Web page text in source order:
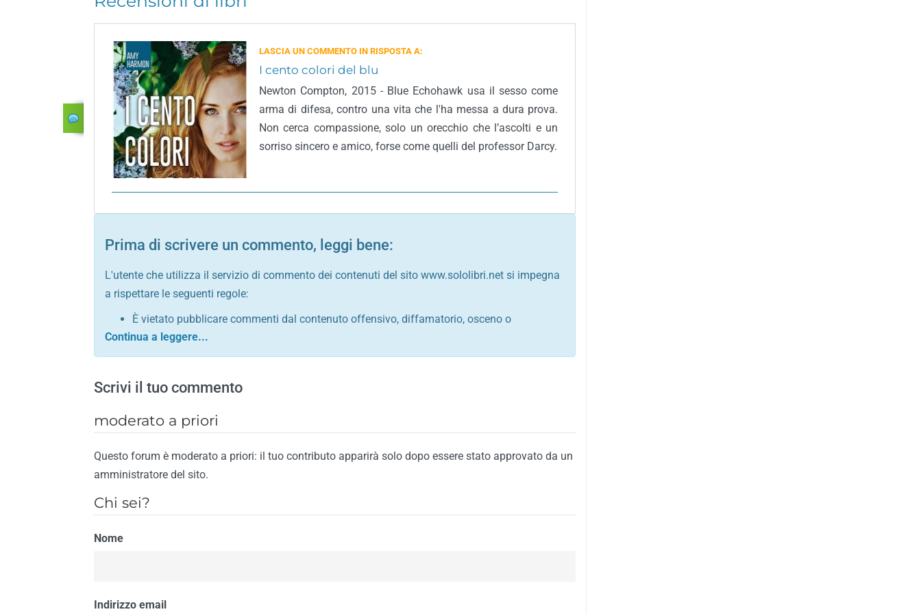
LASCIA UN COMMENTO IN RISPOSTA A:
I cento colori del blu
Newton Compton, 2015 - Blue Echohawk usa il sesso come
arma di difesa, contro una vita che l'ha messa a dura prova.
Non cerca compassione, solo un orecchio che l’ascolti e un
sorriso sincero e amico, forse come quelli del professor Darcy.
Prima di scrivere un commento, leggi bene:
L'utente che utilizza il servizio di commento dei contenuti del sito www.sololibri.net si impegna
a rispettare le seguenti regole:
È vietato pubblicare commenti dal contenuto offensivo, diffamatorio, osceno o
comunque contrario alle leggi dello Stato italiano e di quelle internazionali
Sono vietati commenti in tono sacrilego, sarcastico, denigratorio e sbeffeggiatorio
È vietato pubblicare commenti contrari al rispetto dell'ordine pubblico
È vietato pubblicare commenti lesivi della privacy di qualsiasi cittadino
È vietato pubblicare commenti razzisti nei confronti di qualsiasi razza, popolo, cultura,
religione
È vietato pubblicare commenti contrari al rispetto del buon costume o contenenti
È vietato pubblicare commenti inerenti propaganda politica, di partito o di fazione, che
Il riscontro della violazione anche di una sola delle regole precedenti comporterà la non
Scrivi il tuo commento
moderato a priori
Questo forum è moderato a priori: il tuo contributo apparirà solo dopo essere stato approvato da un
amministratore del sito.
Chi sei?
Nome
Indirizzo email